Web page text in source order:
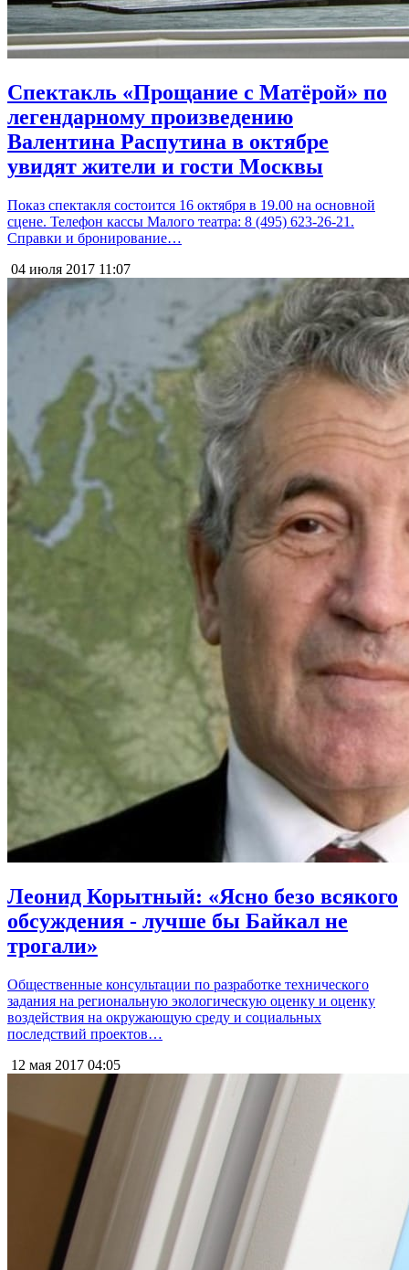
Спектакль «Прощание с Матёрой» по
легендарному произведению
Валентина Распутина в октябре
увидят жители и гости Москвы
Показ спектакля состоится 16 октября в 19.00 на основной
сцене. Телефон кассы Малого театра: 8 (495) 623-26-21.
Справки и бронирование…
04 июля 2017 11:07
Леонид Корытный: «Ясно безо всякого
обсуждения - лучше бы Байкал не
трогали»
Общественные консультации по разработке технического
задания на региональную экологическую оценку и оценку
воздействия на окружающую среду и социальных
последствий проектов…
12 мая 2017 04:05